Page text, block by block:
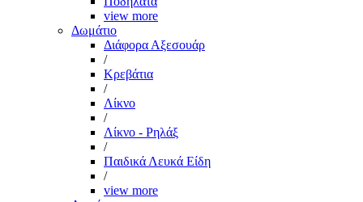
view more
Δωμάτιο
Διάφορα Αξεσουάρ
/
Κρεβάτια
/
Λίκνο
/
Λίκνο - Ρηλάξ
/
Παιδικά Λευκά Είδη
/
view more